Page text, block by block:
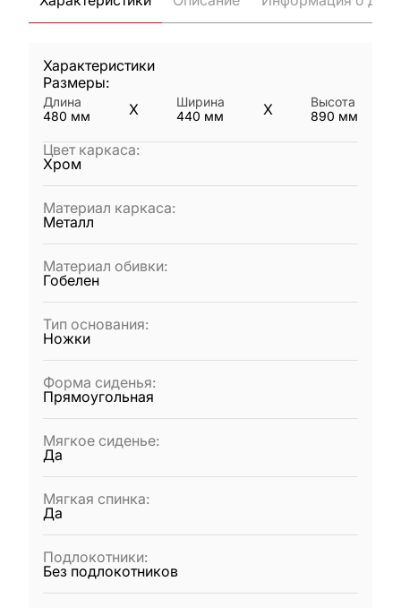
Характеристики
Размеры:
Длина
480 мм X
Ширина
440 мм X
Высота
890 мм
Цвет каркаса:
Хром
Материал каркаса:
Металл
Материал обивки:
Гобелен
Тип основания:
Ножки
Форма сиденья:
Прямоугольная
Мягкое сиденье:
Да
Мягкая спинка:
Да
Подлокотники:
Без подлокотников